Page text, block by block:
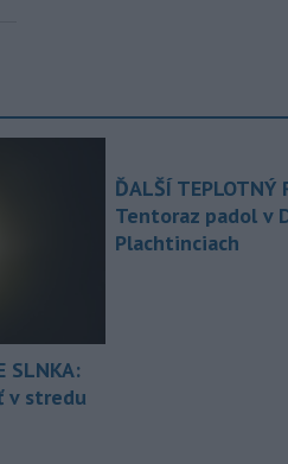
SLNKA:
v stredu
ĎALŠÍ TEPLOTNÝ
Tentoraz padol v
Plachtinciach